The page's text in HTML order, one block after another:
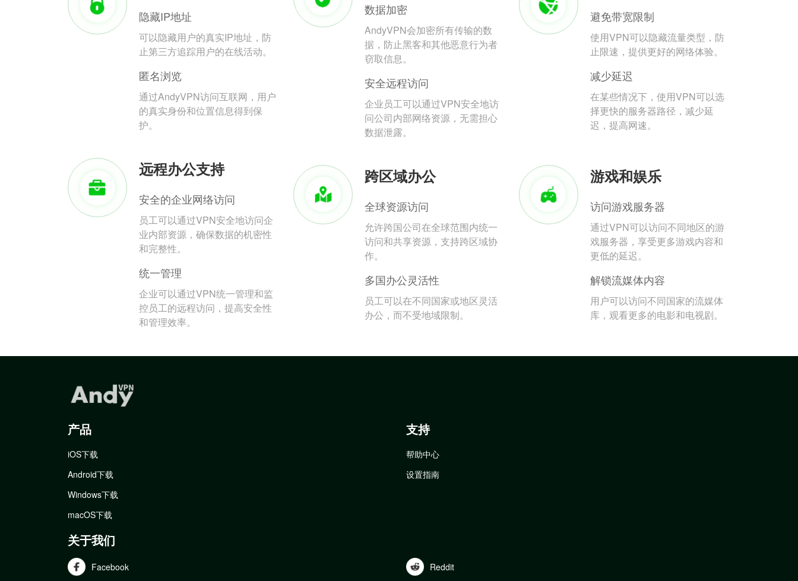
隐藏IP地址
可以隐藏用户的真实IP地址，防
止第三方追踪用户的在线活动。
匿名浏览
通过AndyVPN访问互联网，用户
的真实身份和位置信息得到保
护。
数据加密
AndyVPN会加密所有传输的数
据，防止黑客和其他恶意行为者
窃取信息。
安全远程访问
企业员工可以通过VPN安全地访
问公司内部网络资源，无需担心
数据泄露。
避免带宽限制
使用VPN可以隐藏流量类型，防
止限速，提供更好的网络体验。
减少延迟
在某些情况下，使用VPN可以选
择更快的服务器路径，减少延
迟，提高网速。
远程办公支持
安全的企业网络访问
员工可以通过VPN安全地访问企
业内部资源，确保数据的机密性
和完整性。
统一管理
企业可以通过VPN统一管理和监
控员工的远程访问，提高安全性
和管理效率。
跨区域办公
全球资源访问
允许跨国公司在全球范围内统一
访问和共享资源，支持跨区域协
作。
多国办公灵活性
员工可以在不同国家或地区灵活
办公，而不受地域限制。
游戏和娱乐
访问游戏服务器
通过VPN可以访问不同地区的游
戏服务器，享受更多游戏内容和
更低的延迟。
解锁流媒体内容
用户可以访问不同国家的流媒体
库，观看更多的电影和电视剧。
产品
iOS下载
Android下载
Windows下载
macOS下载
支持
帮助中心
设置指南
关于我们
Facebook Reddit